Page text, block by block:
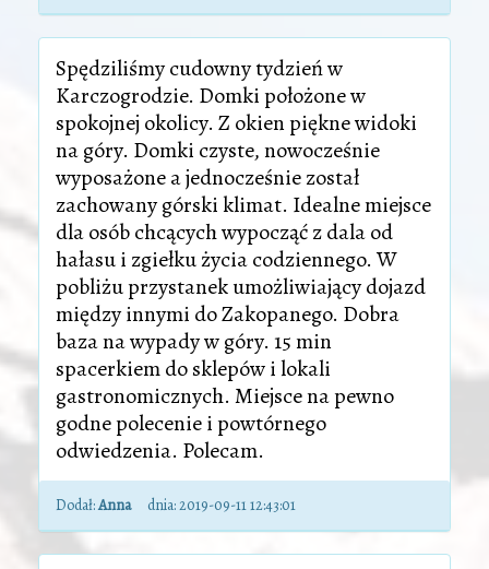
Spędziliśmy cudowny tydzień w
Karczogrodzie. Domki położone w
spokojnej okolicy. Z okien piękne widoki
na góry. Domki czyste, nowocześnie
wyposażone a jednocześnie został
zachowany górski klimat. Idealne miejsce
dla osób chcących wypocząć z dala od
hałasu i zgiełku życia codziennego. W
pobliżu przystanek umożliwiający dojazd
między innymi do Zakopanego. Dobra
baza na wypady w góry. 15 min
spacerkiem do sklepów i lokali
gastronomicznych. Miejsce na pewno
godne polecenie i powtórnego
odwiedzenia. Polecam.
Dodał:Annadnia:2019-09-11 12:43:01